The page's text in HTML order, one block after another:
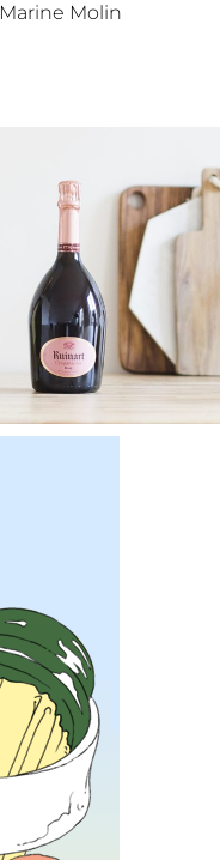
Marine Molin